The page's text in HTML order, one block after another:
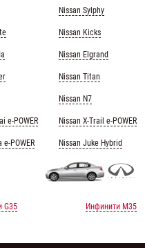
e-POWER
e-POWER
Nissan Sylphy
Nissan Kicks
Nissan Elgrand
Nissan Titan
Nissan N7
Nissan X-Trail e-POWER
Nissan Juke Hybrid
G35 Инфинити M35